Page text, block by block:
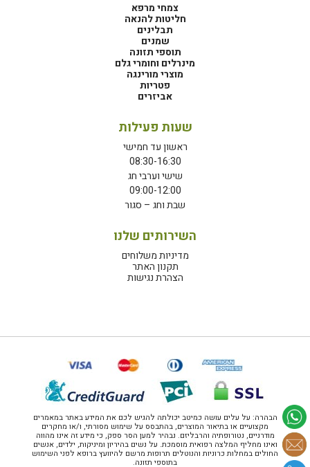
צמחי מרפא
חליטות להנאה
תבלינים
שמנים
תוספי תזונה
מינרלים וחומרי גלם
מוצרי מורינגה
פטריות
אביזרים
שעות פעילות
ראשון עד חמישי
08:30-16:30
שישי וערבי חג
09:00-12:00
שבת וחג – סגור
השירותים שלנו
מדיניות משלוחים
תקנון האתר
הצהרת נגישות
הבהרה: על עלים עושה כמיטב יכולתה להגיש לכם את המידע באתר במאמרים
מקצועיים או בתיאור המוצרים, בהתבסס על שימוש מסורתי, ו/או מחקרים
מודרניים, נטורופתיה והרבליזם. נבהיר למען הסר ספק, כי מידע זה אינו מהווה
ואינו מחליף המלצה רפואית מוסמכת. על נשים בהיריון ומיניקות, ילדים, אנשים
החולים במחלות כרוניות והנוטלים תרופות מרשם להיוועץ ברופא לפני השימוש
בתוספי תזונה.